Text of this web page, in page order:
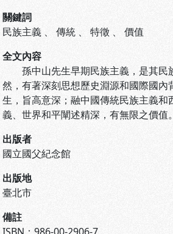
關鍵詞
民族主義 、 傳統 、 特徵 、 價值
全文內容
孫中山先生早期民族主義，是其民
然，有著深刻思想歷史淵源和國際國
生，旨高意深；融中國傳統民族主義
義、世界和平闡述精深，有無限之價值。
出版者
國立國父紀念館
出版地
臺北市
備註